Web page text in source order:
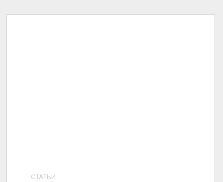
СТАТЬИ